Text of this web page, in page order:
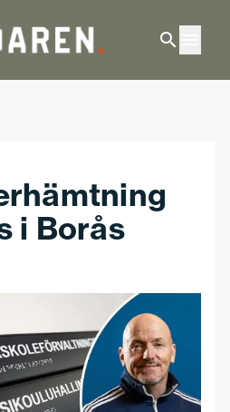
i Borås